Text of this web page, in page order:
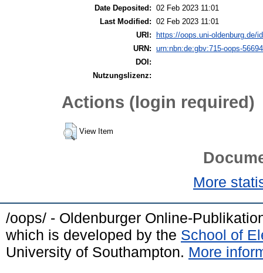
Date Deposited: 02 Feb 2023 11:01
Last Modified: 02 Feb 2023 11:01
URI:
https://oops.uni-oldenburg.de/
URN: urn:nbn:de:gbv:715-oops-56694
DOI:
Nutzungslizenz:
Actions (login required)
View Item
More
/oops/ - Oldenburger Online-
which is developed by the School of
University of Southampton. More